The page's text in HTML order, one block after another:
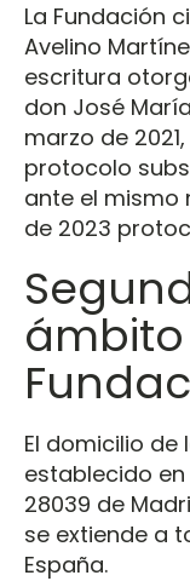
La Fundación
Avelino
escritura
don José
marzo de
protocolo
ante el mismo
de 2023
El domicilio de
establecido en
28039 de
se extiende a
España.